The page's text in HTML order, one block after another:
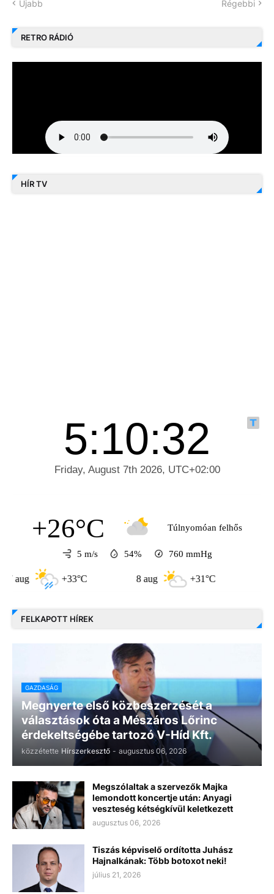
Újabb Régebbi
RETRO RÁDIÓ
HÍR TV
+26°C Túlnyomóan felhős
5 m/s 54% 760 mmHg
+33°C +31°C
FELKAPOTT HÍREK
GAZDASÁG
Megnyerte első közbeszerzését a
választások óta a Mészáros Lőrinc
érdekeltségébe tartozó V-Híd Kft.
közzétette Hírszerkesztő - augusztus 06, 2026
Megszólaltak a szervezők Majka
lemondott koncertje után: Anyagi
veszteség kétségkívül keletkezett
augusztus 06, 2026
Tiszás képviselő ordította Juhász
Hajnalkának: Több botoxot neki!
július 21, 2026